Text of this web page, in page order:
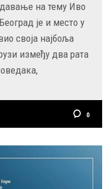
на тему Иво
је и место у
своја најбоља
између два рата
0